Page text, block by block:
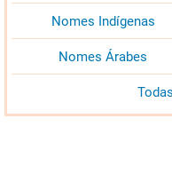
Nomes Indígenas
Nomes Árabes